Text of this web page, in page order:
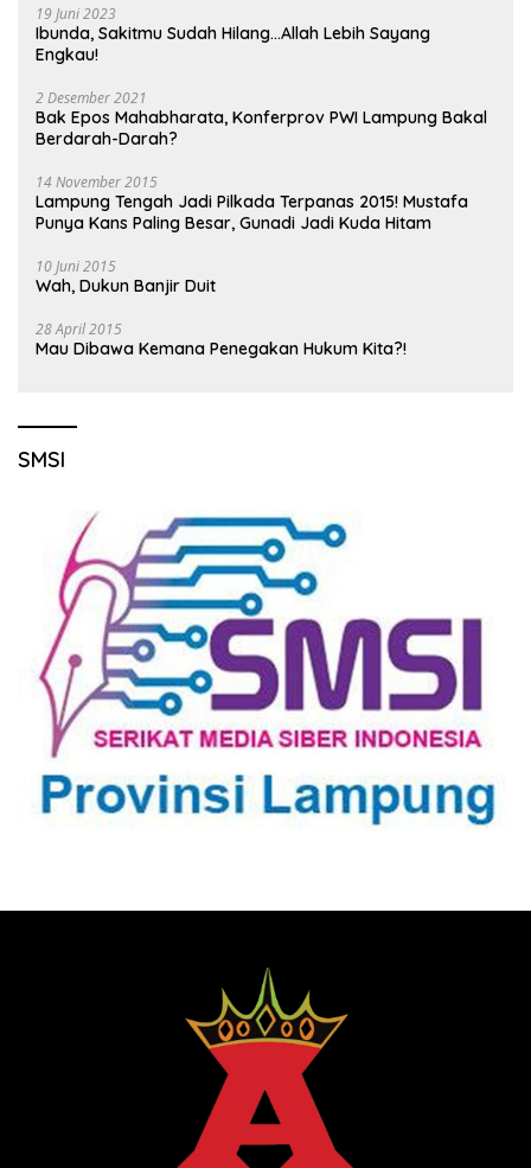
19 Juni 2023
Ibunda, Sakitmu Sudah Hilang…Allah Lebih Sayang
Engkau!
2 Desember 2021
Bak Epos Mahabharata, Konferprov PWI Lampung Bakal
Berdarah-Darah?
14 November 2015
Lampung Tengah Jadi Pilkada Terpanas 2015! Mustafa
Punya Kans Paling Besar, Gunadi Jadi Kuda Hitam
10 Juni 2015
Wah, Dukun Banjir Duit
28 April 2015
Mau Dibawa Kemana Penegakan Hukum Kita?!
SMSI